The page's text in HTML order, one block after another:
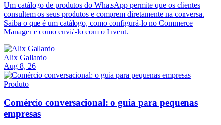
Um catálogo de produtos do WhatsApp permite que os clientes
consultem os seus produtos e comprem diretamente na conversa.
Saiba o que é um catálogo, como configurá-lo no Commerce
Manager e como enviá-lo com o Invent.
Alix Gallardo
Aug 8, 26
Produto
Comércio conversacional: o guia para pequenas
empresas